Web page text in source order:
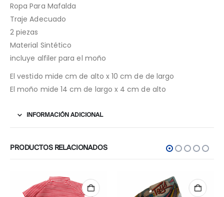
Ropa Para Mafalda
Traje Adecuado
2 piezas
Material Sintético
incluye alfiler para el moño
El vestido mide cm de alto x 10 cm de de largo
El moño mide 14 cm de largo x 4 cm de alto
INFORMACIÓN ADICIONAL
PRODUCTOS RELACIONADOS